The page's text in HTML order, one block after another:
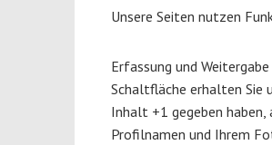
Unsere Seiten nutzen
Erfassung und
Schaltfläche erhalten Sie
Inhalt +1 gegeben
Profilnamen und Ihrem